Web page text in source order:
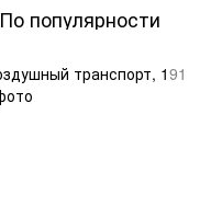
По популярности